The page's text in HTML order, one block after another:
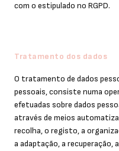
com o estipulado no RGPD.
Tratamento dos dados
O tratamento de dados
pessoais, consiste numa
efetuadas sobre dados
através de meios
recolha, o registo, a
a adaptação, a recuperação,